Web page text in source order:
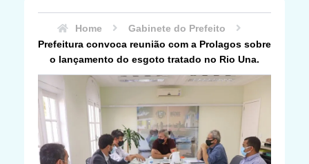
Home
Gabinete do Prefeito
Prefeitura convoca reunião com a Prolagos sobre
o lançamento do esgoto tratado no Rio Una.